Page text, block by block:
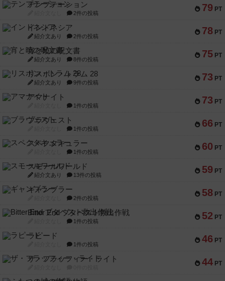
79 PT
テンプテーション
2件の投稿
78 PT
インドネシア
紹介文あり 2件の投稿
75 PT
宵と暁の呪文書
紹介文あり 8件の投稿
73 PT
リスボン・トラム 28
紹介文あり 9件の投稿
73 PT
アマナイト
1件の投稿
66 PT
ブラヴェスト
1件の投稿
60 PT
スペクタキュラー
1件の投稿
59 PT
スモールワールド
紹介文あり 13件の投稿
58 PT
ギャンブラー
2件の投稿
52 PT
Bitter End ブタペスト救出作戦
1件の投稿
46 PT
ラピード
1件の投稿
44 PT
ザ・フラッフィー・ライト